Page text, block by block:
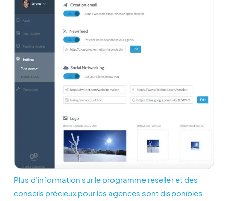
Plus d’information sur le programme reseller et des
conseils précieux pour les agences sont disponibles